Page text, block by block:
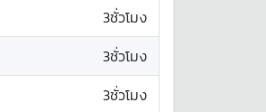
3ชั่วโมง
3ชั่วโมง
3ชั่วโมง